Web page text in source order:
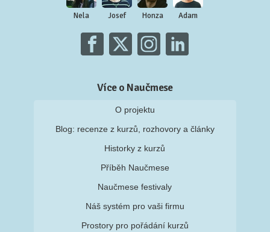
Nela Josef Honza Adam
Více o Naučmese
O projektu
Blog: recenze z kurzů, rozhovory a články
Historky z kurzů
Příběh Naučmese
Naučmese festivaly
Náš systém pro vaši firmu
Prostory pro pořádání kurzů